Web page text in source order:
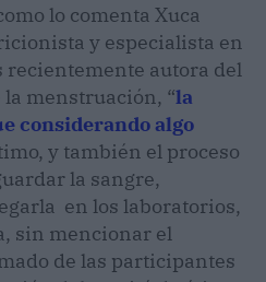
lo comenta Xuca
y especialista en
recientemente autora del
menstruación, “la
considerando algo
y también el proceso
la sangre,
en los laboratorios,
sin mencionar el
de las participantes